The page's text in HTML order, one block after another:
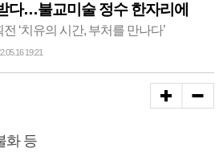
다…불교미술 정수 한자리에
‘치유의 시간, 부처를 만나다’
19:21
화 등